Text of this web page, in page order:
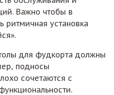
Важно чтобы в
ритмичная установка
для фудкорта должны
подносы
сочетаются с